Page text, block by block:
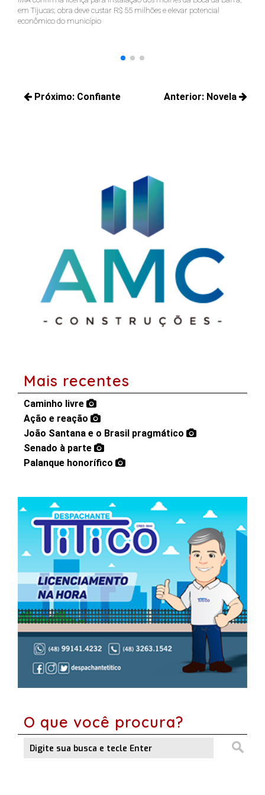
em Tijucas; obra deve custar R$ 55 milhões e elevar potencial
econômico do município
Navegação
Anterior: Novela
Próximo: Confiante
Mais recentes
Caminho livre
Ação e reação
João Santana e o Brasil pragmático
Senado à parte
Palanque honorífico
O que você procura?